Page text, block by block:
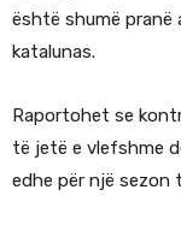
është shumë pranë
katalunas.
Raportohet se
të jetë e vlefshme
edhe për një sezon